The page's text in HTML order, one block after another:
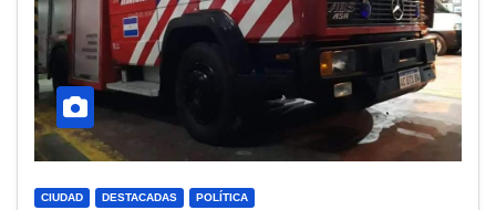
CIUDAD DESTACADAS POLÍTICA